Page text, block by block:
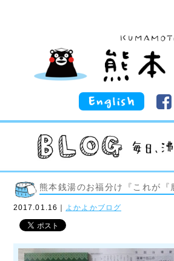
熊本銭湯のお福分け『これが
2017.01.16｜ よかよかブログ